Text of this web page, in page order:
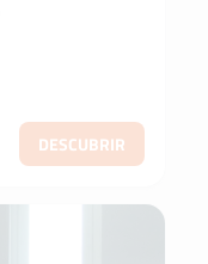
DESCUBRIR